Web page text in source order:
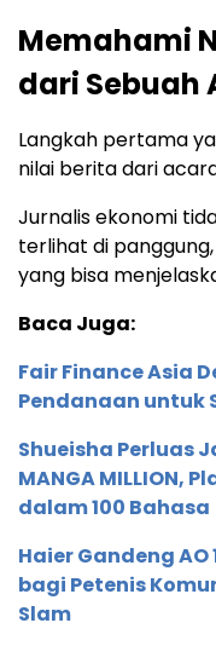
Memahami
dari Sebuah
Langkah pertama
nilai berita dari
Jurnalis ekonomi
terlihat di
yang bisa
Baca Juga:
Fair Finance Asia
Pendanaan untuk
Shueisha Perluas
MANGA MILLION,
dalam 100 Bahasa
Haier Gandeng AO
bagi Petenis
Slam